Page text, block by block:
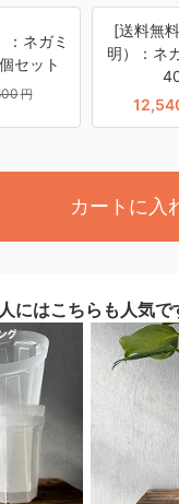
：ネガミ
セット
円
[送料無
明）：ネ
カートに入
にはこちらも人気で